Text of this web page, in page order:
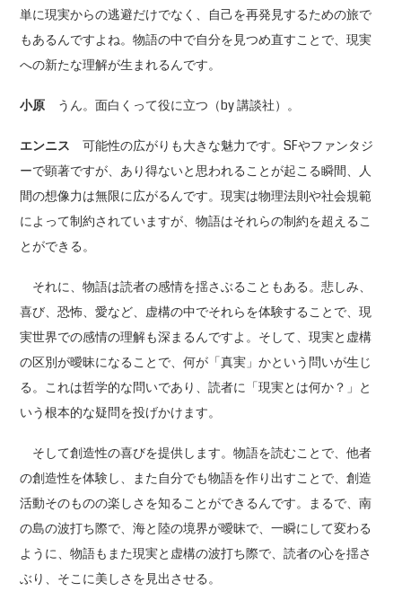
単に現実からの逃避だけでなく、自己を再発見するための旅で
もあるんですよね。物語の中で自分を見つめ直すことで、現実
への新たな理解が生まれるんです。
小原 うん。面白くって役に立つ（by 講談社）。
エンニス可能性の広がりも大きな魅力です。SFやファンタジ
ーで顕著ですが、あり得ないと思われることが起こる瞬間、人
間の想像力は無限に広がるんです。現実は物理法則や社会規範
によって制約されていますが、物語はそれらの制約を超えるこ
とができる。
それに、物語は読者の感情を揺さぶることもある。悲しみ、
喜び、恐怖、愛など、虚構の中でそれらを体験することで、現
実世界での感情の理解も深まるんですよ。そして、現実と虚構
の区別が曖昧になることで、何が「真実」かという問いが生じ
る。これは哲学的な問いであり、読者に「現実とは何か？」と
いう根本的な疑問を投げかけます。
そして創造性の喜びを提供します。物語を読むことで、他者
の創造性を体験し、また自分でも物語を作り出すことで、創造
活動そのものの楽しさを知ることができるんです。まるで、南
の島の波打ち際で、海と陸の境界が曖昧で、一瞬にして変わる
ように、物語もまた現実と虚構の波打ち際で、読者の心を揺さ
ぶり、そこに美しさを見出させる。